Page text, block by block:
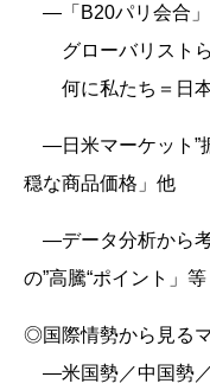
―「B20パリ会合」
グローバリストら
何に私たち＝日本
―日米マーケット”
穏な商品価格」他
―データ分析から考
の”高騰“ポイント」等
◎国際情勢から見る
―米国勢／中国勢